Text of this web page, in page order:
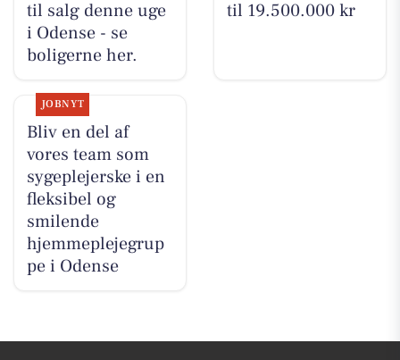
til salg denne uge
i Odense - se
boligerne her.
til 19.500.000 kr
JOBNYT
Bliv en del af
vores team som
sygeplejerske i en
fleksibel og
smilende
hjemmeplejegrup
pe i Odense